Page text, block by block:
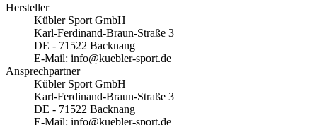
Hersteller
Kübler Sport GmbH
Karl-Ferdinand-Braun-Straße 3
DE - 71522 Backnang
E-Mail: info@kuebler-sport.de
Ansprechpartner
Kübler Sport GmbH
Karl-Ferdinand-Braun-Straße 3
DE - 71522 Backnang
E-Mail: info@kuebler-sport.de